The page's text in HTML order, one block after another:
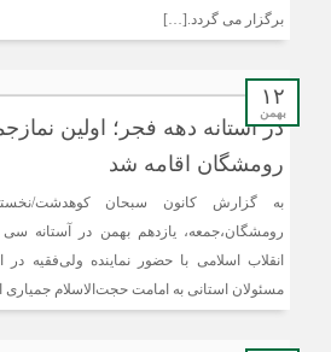
برگزار می گردد.[…]
۱۲
بهمن
در آستانه دهه فجر؛ اولین
رومشگان اقامه شد
به گزارش کانون سبحان کوهدشت/
رومشگان،جمعه، یازدهم بهمن در آستانه
انقلاب اسلامی با حضور نماینده ولی‌فقیه
مسئولان استانی به امامت حجت‌الاسلام